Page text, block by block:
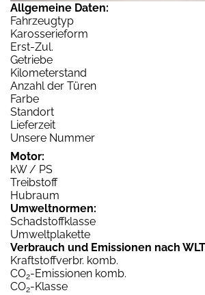
Allgemeine Daten:
Fahrzeugtyp
Karosserieform
Erst-Zul.
Getriebe
Kilometerstand
Anzahl der Türen
Farbe
Standort
Lieferzeit
Unsere Nummer
Motor:
kW / PS
Treibstoff
Hubraum
Umweltnormen:
Schadstoffklasse
Umweltplakette
Verbrauch und Emissionen nach
Kraftstoffverbr. komb.
CO2-Emissionen komb.
CO2-Klasse